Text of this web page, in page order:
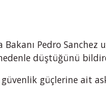
Pedro Sanchez
düştüğünü
güçlerine ait